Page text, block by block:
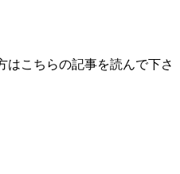
はこちらの記事を読んで下さ